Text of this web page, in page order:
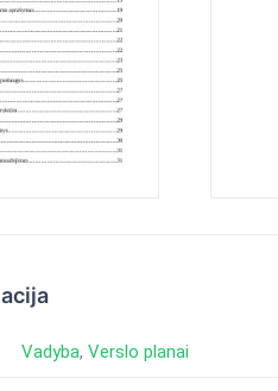
Vadyba, Verslo planai